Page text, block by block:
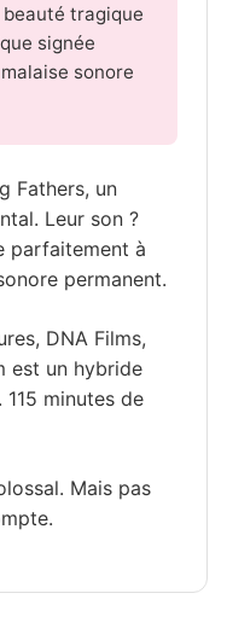
tragique
signée
sonore
Fathers, un
Leur son ?
parfaitement à
permanent.
DNA Films,
est un hybride
minutes de
Mais pas